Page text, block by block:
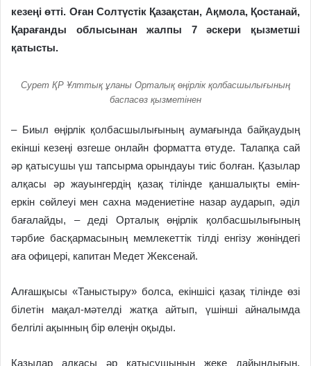
кезеңі өтті. Оған Солтүстік Қазақстан, Ақмола, Қостанай,
Қарағанды облысынан жалпы 7 әскери қызметші
қатысты.
Сурет ҚР Ұлттық ұланы Орталық өңірлік қолбасшылығының
баспасөз қызметінен
– Биыл өңірлік қолбасшылығының аумағында байқау­дың
екінші кезеңі өзгеше онлайн форматта өтуде. Талапқа сай
әр қатысушы үш тапсырма орындауы тиіс болған. Қазылар
алқасы әр жауынгердің қазақ тілінде қаншалықты емін-
еркін сөйлеуі мен сахна мәдениетіне назар аударып, әділ
бағалайды, – деді Орталық өңірлік қолбасшылығының
тәрбие басқармасының мемлекеттік тілді енгізу жөніндегі
аға офицері, капитан Медет Жексенай.
Алғашқысы «Таныстыру» болса, екіншісі қазақ тілінде өзі
білетін мақал-мәтелді жатқа айтып, үшінші айналымда
белгілі ақынның бір өлеңін оқыды.
Қазылар алқасы әр қатысушының жеке дайындығын,